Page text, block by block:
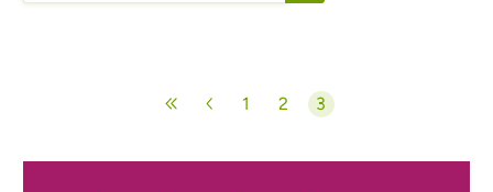
Pagina
1 Pagina
2 Huidige pagina
3